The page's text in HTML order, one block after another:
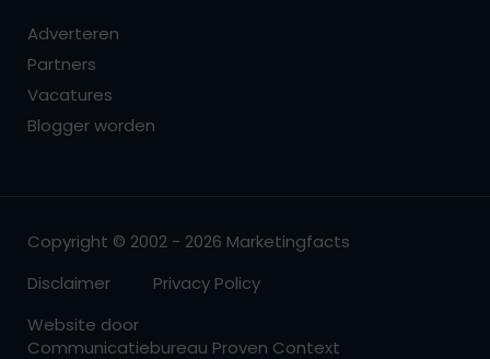
Adverteren
Partners
Vacatures
Blogger worden
Copyright © 2002 - 2026 Marketingfacts
Disclaimer
Privacy Policy
Website door
Communicatiebureau Proven Context